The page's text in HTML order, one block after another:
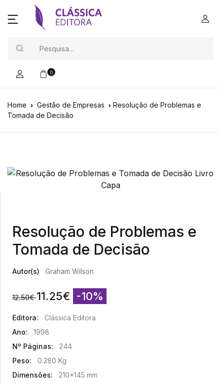
0
Home Gestão de Empresas
Resolução de Problemas e
Tomada de Decisão
Resolução de Problemas e
Tomada de Decisão
Autor(s) Graham Wilson
12.50€ 11.25€ -10%
Editora:
Clássica Editora
Ano:
1998
Nº Páginas:
244
Peso:
0.280 Kg
Dimensões:
210x145 mm